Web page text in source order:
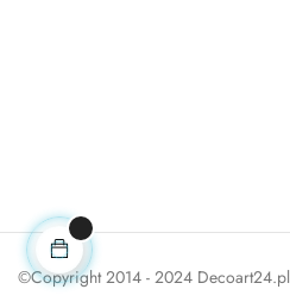
©Copyright 2014 - 2024 Decoart24.pl